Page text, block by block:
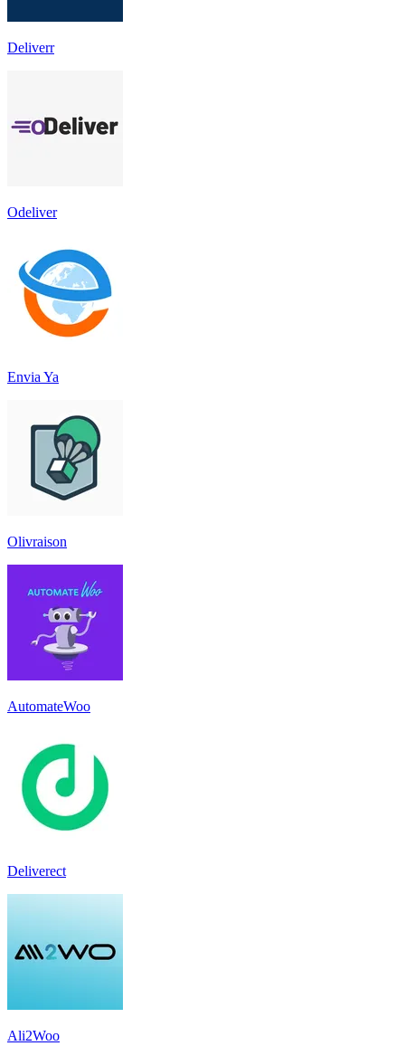
Deliverr
Odeliver
Envia Ya
Olivraison
AutomateWoo
Deliverect
Ali2Woo